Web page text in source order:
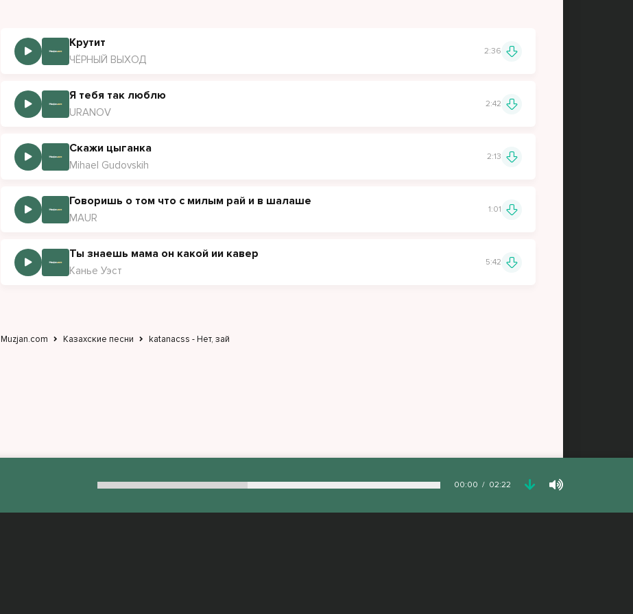
Крутит
ЧЁРНЫЙ ВЫХОД
2:36
Я тебя так люблю
URANOV
2:42
Скажи цыганка
Mihael Gudovskih
2:13
Говоришь о том что с милым рай и в шалаше
MAUR
1:01
Ты знаешь мама он какой ии кавер
Канье Уэст
5:42
Muzjan.com Казахские песни katanacss - Нет, зай
00:00 02:22